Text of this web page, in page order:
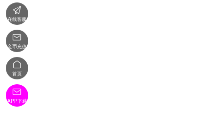

在线客服

金币充值

首页

APP下载